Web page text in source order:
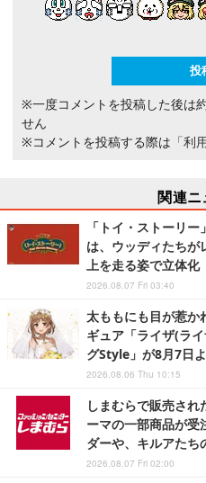
※一度コメントを投稿した後は
せん
※コメントを投稿する際は 「利
関連ニ
「トイ・ストーリ
は、ウッディたちが
上を走る姿で立体化
2026.08.07 Fri 03:40
太ももにも目が惹か
ギュア「ライザ(ラ
グStyle」が8月7日
2026.08.06 Thu 10:15
しまむらで販売さ
ーマの一部商品が受
ダーや、キルアたち
2026.08.07 Fri 02:00